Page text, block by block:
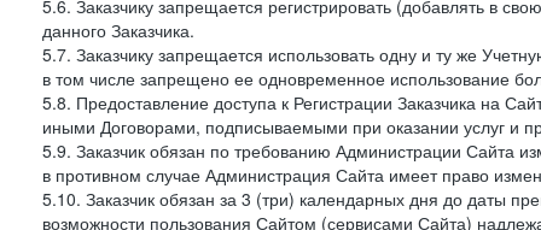
5.6. Заказчику запрещается регистрировать (добавлять в
данного Заказчика.
5.7. Заказчику запрещается использовать одну и ту же
в том числе запрещено ее одновременное использование
5.8. Предоставление доступа к Регистрации Заказчика на
иными Договорами, подписываемыми при оказании услуг и
5.9. Заказчик обязан по требованию Администрации Сайта
в противном случае Администрация Сайта имеет право
5.10. Заказчик обязан за 3 (три) календарных дня до даты
возможности пользования Сайтом (сервисами Сайта)